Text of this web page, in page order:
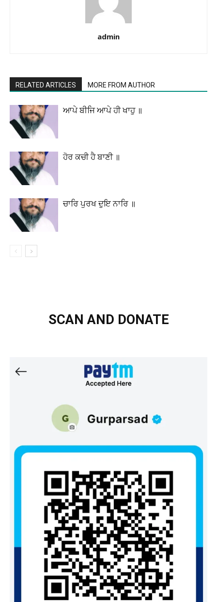
admin
RELATED ARTICLES MORE FROM AUTHOR
ਆਪੇ ਬੀਜਿ ਆਪੇ ਹੀ ਖਾਹੁ ॥
ਹੋਰ ਕਚੀ ਹੈ ਬਾਣੀ ॥
ਚਾਰਿ ਪੁਰਖ ਦੁਇ ਨਾਰਿ ॥
SCAN AND DONATE